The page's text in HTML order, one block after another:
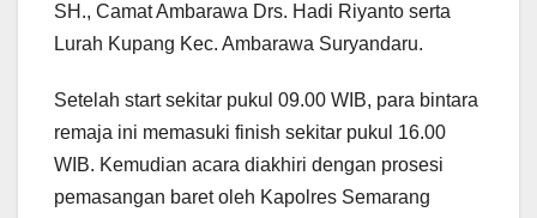
SH., Camat Ambarawa Drs. Hadi Riyanto serta
Lurah Kupang Kec. Ambarawa Suryandaru.
Setelah start sekitar pukul 09.00 WIB, para bintara
remaja ini memasuki finish sekitar pukul 16.00
WIB. Kemudian acara diakhiri dengan prosesi
pemasangan baret oleh Kapolres Semarang